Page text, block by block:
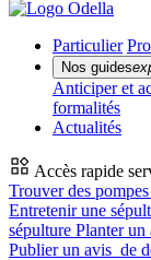
Particulier
Nos guides
Anticiper et
formalités
Actualités
Accès rapide
Trouver des
Entretenir une
sépulture Planter un
Publier un avis de